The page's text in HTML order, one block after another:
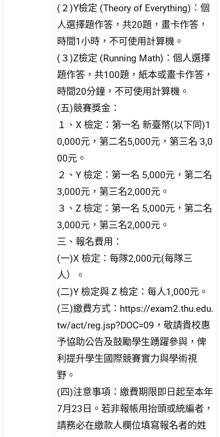
(２)Y檢定 (Theory of Everything)：個
人選擇題作答，共20題，畫卡作答，
時間1小時，不可使用計算機。
(３)Z檢定 (Running Math)：個人選擇
題作答，共100題，紙本或畫卡作答，
時間20分鐘，不可使用計算機。
(五)競賽獎金：
１、X 檢定：第一名 新臺幣(以下同)1
0,000元，第二名5,000元，第三名 3,0
00元。
２、Y 檢定：第一名 5,000元，第二名
3,000元，第三名2,000元。
３、Z 檢定：第一名 5,000元，第二名
3,000元，第三名2,000元。
三、報名費用：
(一)X 檢定：每隊2,000元(每隊三
人）。
(二)Y 檢定與 Z 檢定：每人1,000元。
(三)繳費方式：https://exam2.thu.edu.
tw/act/reg.jsp?DOC=09，敬請貴校惠
予協助公告及鼓勵學生踴躍參與，俾
利提升學生國際競賽實力與學術視
野。
(四)注意事項：繳費期限即日起至本年
7月23日。若非報帳用抬頭或統編者，
請務必在繳款人欄位填寫報名者的姓